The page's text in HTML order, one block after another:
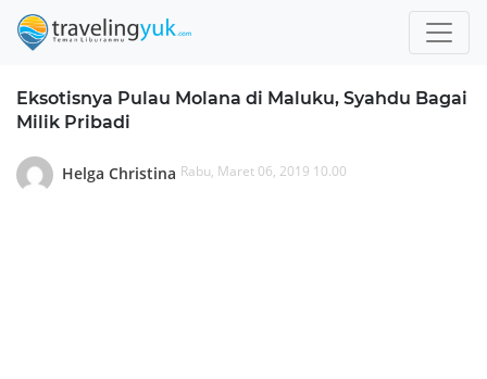
Eksotisnya Pulau Molana di Maluku, Syahdu Bagai
Milik Pribadi
Helga Christina Rabu, Maret 06, 2019 10.00